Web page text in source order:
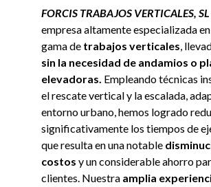
FORCIS TRABAJOS VERTICALES, SL
empresa altamente especializada
gama de trabajos verticales,
sin la necesidad de andamios o
elevadoras. Empleando técnicas
el rescate vertical y la escalada,
entorno urbano, hemos logrado
significativamente los tiempos de
que resulta en una notable
costos y un considerable ahorro
clientes. Nuestra amplia